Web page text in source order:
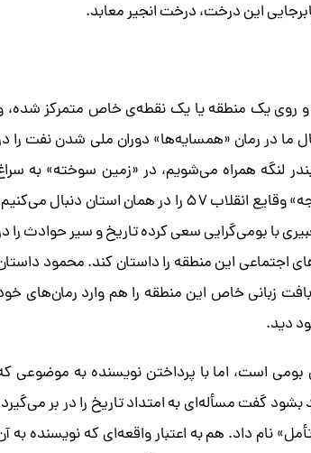
این درخت، درخت انجیر معابد.
و روی یک منطقه یا یک نقطه‌ی خاص متمرکز شده،
ما در رمان «همسایه‌ها» دوران ملی شدن نفت را
لنگه همراه می‌شویم، در «زمین سوخته» به
خوزستان، منطقه‌ای می‌رویم که جنگ در آنجا شروع شده و در «مدار صفر درجه» وقایع انقلاب ۵۷ را در‌‌ همان استان دنبال
با بومی‌گرایی سعی کرده تاریخ و سیر حوادث را
این منطقه را داستان کند. محمود
زبانی خاص این منطقه را هم وارد رمان‌های
دید.
بومی است، اما با پرداختن نویسنده به موضوعی
گفت مسأله‌ای به امتداد تاریخ را در بر
نام داد. هم به اعتبار واقعه‌ای که نویسنده به